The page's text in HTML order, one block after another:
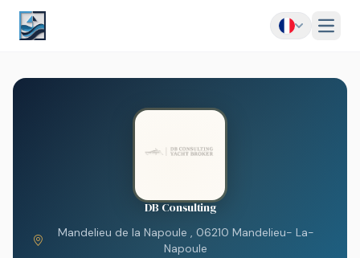
Menu
DB Consulting
Mandelieu de la Napoule , 06210 Mandelieu- La-
Napoule